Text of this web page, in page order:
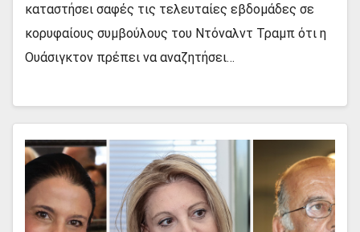
καταστήσει σαφές τις τελευταίες εβδομάδες σε
κορυφαίους συμβούλους του Ντόναλντ Τραμπ ότι η
Ουάσιγκτον πρέπει να αναζητήσει…